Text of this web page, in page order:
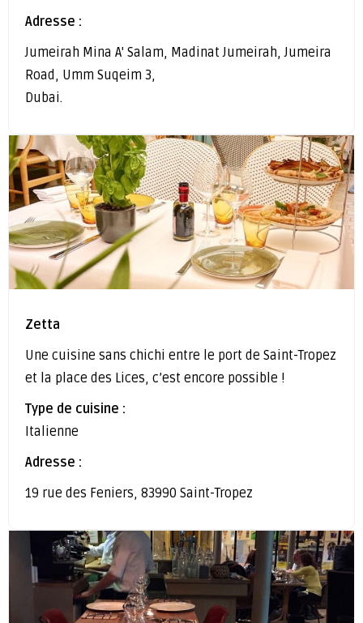
Adresse :
Jumeirah Mina A' Salam, Madinat Jumeirah, Jumeira
Road, Umm Suqeim 3,
Dubai.
Zetta
Une cuisine sans chichi entre le port de Saint-Tropez
et la place des Lices, c’est encore possible !
Type de cuisine :
Italienne
Adresse :
19 rue des Feniers, 83990 Saint-Tropez